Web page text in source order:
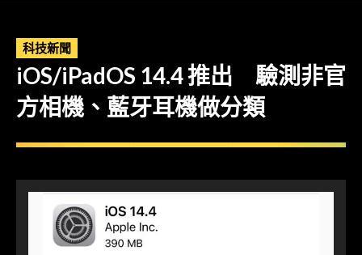
科技新聞
iOS/iPadOS 14.4 推出 驗測非官
方相機、藍牙耳機做分類